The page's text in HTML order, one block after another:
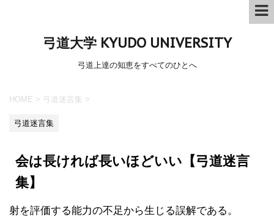
弓道大学 KYUDO UNIVERSITY
弓道上達の知恵をすべてのひとへ
HOME > 弓道迷言集 >
弓道迷言集
会は長ければ長いほどいい【弓道迷言
集】
射を評価する能力の不足から生じる誤解である。